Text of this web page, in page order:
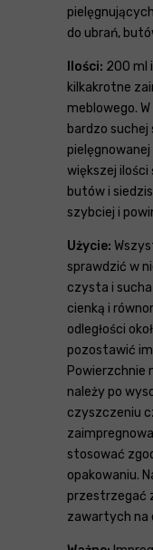
do ubrań,
Ilości: 200 ml
kilkakrotne
meblowego.
bardzo suchej
większej ilości
butów i
szybciej i
Użycie:
sprawdzić w
czysta i
cienką i
odległości
pozostawić
Powierzchnie
należy po
czyszczeniu
stosować
opakowaniu.
przestrzegać
zawartych na